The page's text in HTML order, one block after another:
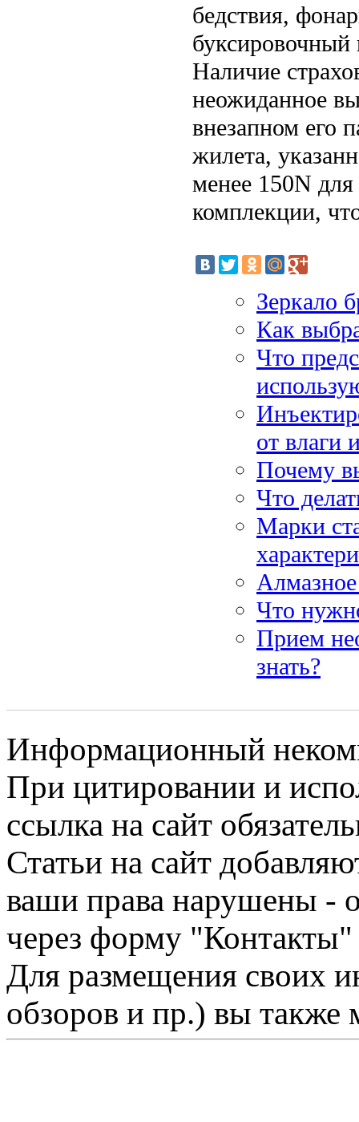
бедствия,
Наличие
неожиданное
внезапном его
жилета,
менее 150N для
комплекции,
Зеркало
Как
Что
от влаги
Почему
Что
Марки
Что
Прием
знать?
Информационный
При цитировании и
ссылка на сайт
Статьи на сайт
ваши права нарушены -
через форму "Контакты"
Для размещения своих
обзоров и пр.) вы также